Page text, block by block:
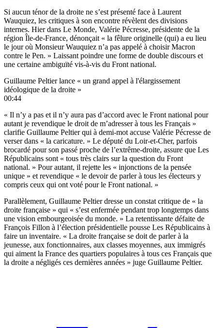
Si aucun ténor de la droite ne s’est présenté face à Laurent
Wauquiez, les critiques à son encontre révèlent des divisions
internes. Hier dans Le Monde, Valérie Pécresse, présidente de la
région Île-de-France, dénonçait « la fêlure originelle (qui) a eu lieu
le jour où Monsieur Wauquiez n’a pas appelé à choisir Macron
contre le Pen. » Laissant poindre une forme de double discours et
une certaine ambiguïté vis-à-vis du Front national.
Guillaume Peltier lance « un grand appel à l'élargissement
idéologique de la droite »
00:44
« Il n’y a pas et il n’y aura pas d’accord avec le Front national pour
autant je revendique le droit de m’adresser à tous les Français »
clarifie Guillaume Peltier qui à demi-mot accuse Valérie Pécresse de
verser dans « la caricature. » Le député du Loir-et-Cher, parfois
brocardé pour son passé proche de l’extrême-droite, assure que Les
Républicains sont « tous très clairs sur la question du Front
national. » Pour autant, il rejette les « injonctions de la pensée
unique » et revendique « le devoir de parler à tous les électeurs y
compris ceux qui ont voté pour le Front national. »
Parallèlement, Guillaume Peltier dresse un constat critique de « la
droite française » qui « s’est enfermée pendant trop longtemps dans
une vision embourgeoisée du monde. » La retentissante défaite de
François Fillon à l’élection présidentielle pousse Les Républicains à
faire un inventaire. « La droite française se doit de parler à la
jeunesse, aux fonctionnaires, aux classes moyennes, aux immigrés
qui aiment la France des quartiers populaires à tous ces Français que
la droite a négligés ces dernières années » juge Guillaume Peltier.